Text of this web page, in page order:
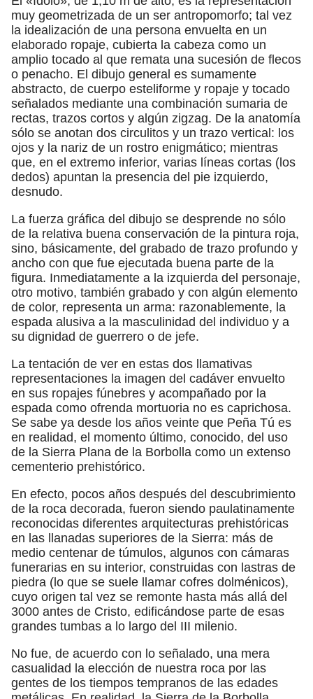
muy geometrizada de un ser antropomorfo; tal vez
la idealización de una persona envuelta en un
elaborado ropaje, cubierta la cabeza como un
amplio tocado al que remata una sucesión de flecos
o penacho. El dibujo general es sumamente
abstracto, de cuerpo esteliforme y ropaje y tocado
señalados mediante una combinación sumaria de
rectas, trazos cortos y algún zigzag. De la anatomía
sólo se anotan dos circulitos y un trazo vertical: los
ojos y la nariz de un rostro enigmático; mientras
que, en el extremo inferior, varias líneas cortas (los
dedos) apuntan la presencia del pie izquierdo,
desnudo.
La fuerza gráfica del dibujo se desprende no sólo
de la relativa buena conservación de la pintura roja,
sino, básicamente, del grabado de trazo profundo y
ancho con que fue ejecutada buena parte de la
figura. Inmediatamente a la izquierda del personaje,
otro motivo, también grabado y con algún elemento
de color, representa un arma: razonablemente, la
espada alusiva a la masculinidad del individuo y a
su dignidad de guerrero o de jefe.
La tentación de ver en estas dos llamativas
representaciones la imagen del cadáver envuelto
en sus ropajes fúnebres y acompañado por la
espada como ofrenda mortuoria no es caprichosa.
Se sabe ya desde los años veinte que Peña Tú es
en realidad, el momento último, conocido, del uso
de la Sierra Plana de la Borbolla como un extenso
cementerio prehistórico.
En efecto, pocos años después del descubrimiento
de la roca decorada, fueron siendo paulatinamente
reconocidas diferentes arquitecturas prehistóricas
en las llanadas superiores de la Sierra: más de
medio centenar de túmulos, algunos con cámaras
funerarias en su interior, construidas con lastras de
piedra (lo que se suele llamar cofres dolménicos),
cuyo origen tal vez se remonte hasta más allá del
3000 antes de Cristo, edificándose parte de esas
grandes tumbas a lo largo del III milenio.
No fue, de acuerdo con lo señalado, una mera
casualidad la elección de nuestra roca por las
gentes de los tiempos tempranos de las edades